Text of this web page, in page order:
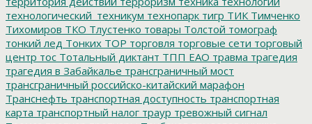
технологический_техникум технопарк тигр ТИК Тимченко
Тихомиров ТКО Тлустенко товары Толстой томограф
тонкий лед Тонких ТОР торговля торговые сети торговый
центр тос Тотальный диктант ТПП ЕАО травма трагедия
трагедия в Забайкалье трансграничный мост
трансграничный российско-китайский марафон
Транснефть транспортная доступность транспортная
карта транспортный налог траур тревожный сигнал